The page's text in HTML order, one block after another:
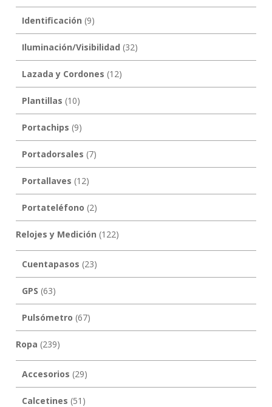
Identificación (9)
Iluminación/Visibilidad (32)
Lazada y Cordones (12)
Plantillas (10)
Portachips (9)
Portadorsales (7)
Portallaves (12)
Portateléfono (2)
Relojes y Medición (122)
Cuentapasos (23)
GPS (63)
Pulsómetro (67)
Ropa (239)
Accesorios (29)
Calcetines (51)